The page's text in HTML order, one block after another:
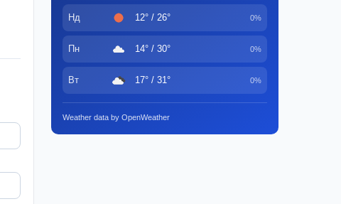
Нд 12° / 26° 0%
Пн 14° / 30° 0%
Вт 17° / 31° 0%
Weather data by OpenWeather